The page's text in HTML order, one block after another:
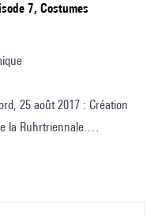
7, Costumes
25 août 2017 : Création
la Ruhrtriennale.